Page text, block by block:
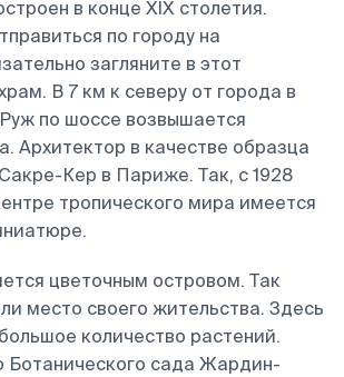
в конце XIX столетия.
по городу на
загляните в этот
В 7 км к северу от города в
по шоссе возвышается
Архитектор в качестве образца
Кер в Париже. Так, с 1928
тропического мира имеется
цветочным островом. Так
место своего жительства. Здесь
количество растений.
Ботанического сада Жардин-